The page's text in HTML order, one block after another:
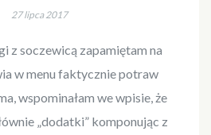
27 lipca 2017
z soczewicą zapamiętam na
w menu faktycznie potraw
wspominałam we wpisie, że
„dodatki” komponując z